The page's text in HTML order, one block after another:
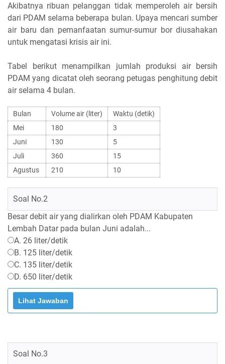
Akibatnya ribuan pelanggan tidak memperoleh air bersih
dari PDAM selama beberapa bulan. Upaya mencari sumber
air baru dan pemanfaatan sumur-sumur bor diusahakan
untuk mengatasi krisis air ini.
Tabel berikut menampilkan jumlah produksi air bersih
PDAM yang dicatat oleh seorang petugas penghitung debit
air selama 4 bulan.
Bulan Volume air (liter)
Waktu (detik)
Mei
180
3
Juni
130
5
Juli
360
15
Agustus
210 10
Soal No.2
Besar debit air yang dialirkan oleh PDAM Kabupaten
Lembah Datar pada bulan Juni adalah...
A. 26 liter/detik
B. 125 liter/detik
C. 135 liter/detik
D. 650 liter/detik
Soal No.3